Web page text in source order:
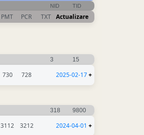
NID TID
PMT PCR TXT Actualizare
3 15
730 728 2025-02-17+
318 9800
3112 3212 2024-04-01 +